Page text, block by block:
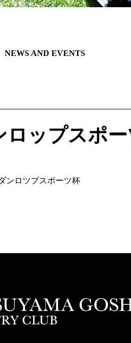
NEWS AND EVENTS
ロップスポ
ンロツプスポーツ杯